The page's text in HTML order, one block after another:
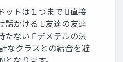
ットは１つまで 直接
話かける 友達の友達
たない デメテルの法
なクラスとの結合を避